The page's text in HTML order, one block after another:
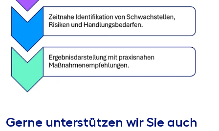
Gerne unterstützen wir Sie auch